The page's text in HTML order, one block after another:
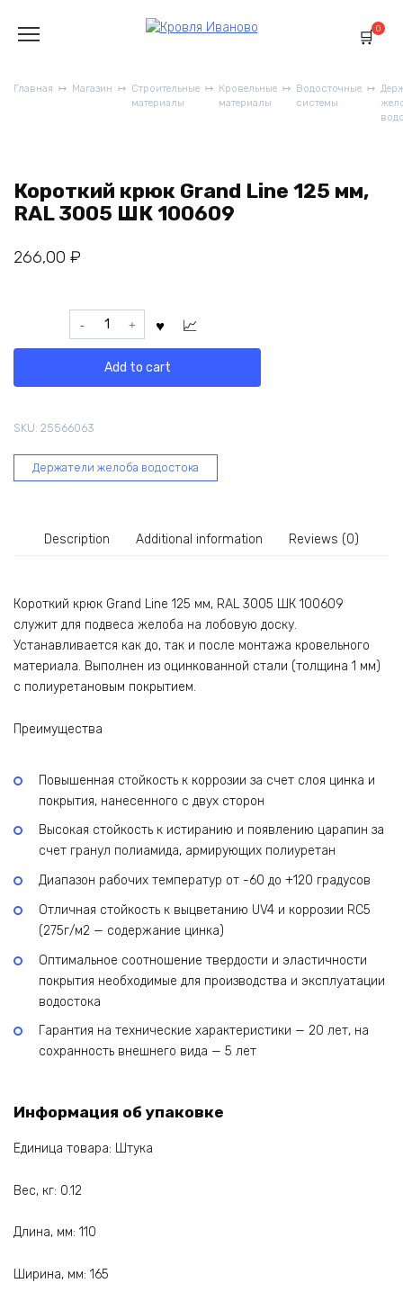
содержанию
0
Главная Магазин
Строительные
материалы
Кровельные
материалы
Водосточные
системы
Короткий крюк Grand Line 125 мм,
RAL 3005 ШК 100609
266,00 ₽
Короткий
крюк
RAL
ШК
Add to cart
SKU: 25566063
Держатели желоба водостока
Description Additional information Reviews (0)
Короткий крюк Grand Line 125 мм, RAL 3005 ШК 100609
служит для подвеса желоба на лобовую доску.
Устанавливается как до, так и после монтажа кровельного
материала. Выполнен из оцинкованной стали (толщина 1 мм)
с полиуретановым покрытием.
Преимущества
Повышенная стойкость к коррозии за счет слоя цинка и
покрытия, нанесенного с двух сторон
Высокая стойкость к истиранию и появлению царапин за
счет гранул полиамида, армирующих полиуретан
Диапазон рабочих температур от -60 до +120 градусов
Отличная стойкость к выцветанию UV4 и коррозии RC5
(275г/м2 — содержание цинка)
Оптимальное соотношение твердости и эластичности
покрытия необходимые для производства и эксплуатации
водостока
Гарантия на технические характеристики — 20 лет, на
сохранность внешнего вида — 5 лет
Информация об упаковке
Единица товара: Штука
Вес, кг: 0.12
Длина, мм: 110
Ширина, мм: 165